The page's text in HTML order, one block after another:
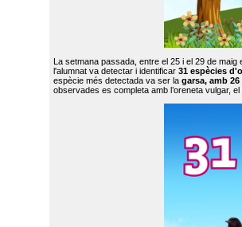
La setmana passada, entre el 25 i el 29 de
l'alumnat va detectar i identificar 31 espècies
espècie més detectada va ser la garsa, amb
observades es completa amb l’oreneta vulgar,